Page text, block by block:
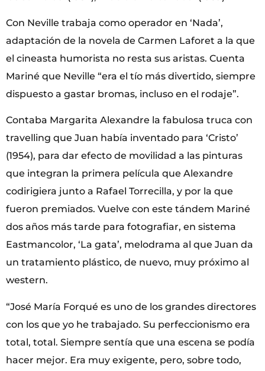
Con Neville trabaja como operador en ‘Nada’,
adaptación de la novela de Carmen Laforet a la que
el cineasta humorista no resta sus aristas. Cuenta
Mariné que Neville “era el tío más divertido, siempre
dispuesto a gastar bromas, incluso en el rodaje”.
Contaba Margarita Alexandre la fabulosa truca con
travelling que Juan había inventado para ‘Cristo’
(1954), para dar efecto de movilidad a las pinturas
que integran la primera película que Alexandre
codirigiera junto a Rafael Torrecilla, y por la que
fueron premiados. Vuelve con este tándem Mariné
dos años más tarde para fotografiar, en sistema
Eastmancolor, ‘La gata’, melodrama al que Juan da
un tratamiento plástico, de nuevo, muy próximo al
western.
“José María Forqué es uno de los grandes directores
con los que yo he trabajado. Su perfeccionismo era
total, total. Siempre sentía que una escena se podía
hacer mejor. Era muy exigente, pero, sobre todo,